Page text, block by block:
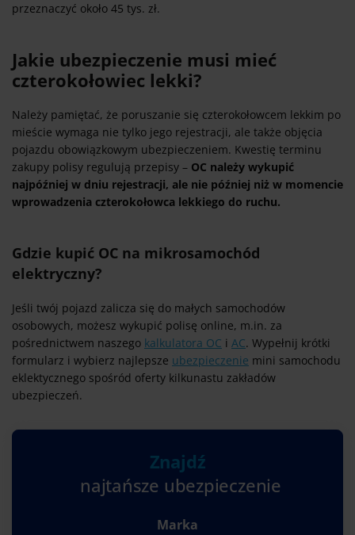
przeznaczyć około 45 tys. zł.
Jakie ubezpieczenie musi mieć
czterokołowiec lekki?
Należy pamiętać, że poruszanie się czterokołowcem lekkim po
mieście wymaga nie tylko jego rejestracji, ale także objęcia
pojazdu obowiązkowym ubezpieczeniem. Kwestię terminu
zakupy polisy regulują przepisy – OC należy wykupić
najpóźniej w dniu rejestracji, ale nie później niż w momencie
wprowadzenia czterokołowca lekkiego do ruchu.
Gdzie kupić OC na mikrosamochód
elektryczny?
Jeśli twój pojazd zalicza się do małych samochodów
osobowych, możesz wykupić polisę online, m.in. za
pośrednictwem naszego kalkulatora OC i AC. Wypełnij krótki
formularz i wybierz najlepsze ubezpieczenie mini samochodu
eklektycznego spośród oferty kilkunastu zakładów
ubezpieczeń.
Znajdź
najtańsze ubezpieczenie
Marka